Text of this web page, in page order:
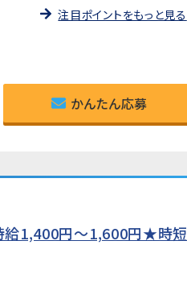
注目ポイントをもっと見る
かんたん応募
給1,400円〜1,600円★時短